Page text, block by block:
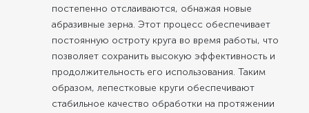
постепенно отслаиваются, обнажая новые
абразивные зерна. Этот процесс обеспечивает
постоянную остроту круга во время работы, что
позволяет сохранить высокую эффективность и
продолжительность его использования. Таким
образом, лепестковые круги обеспечивают
стабильное качество обработки на протяжении